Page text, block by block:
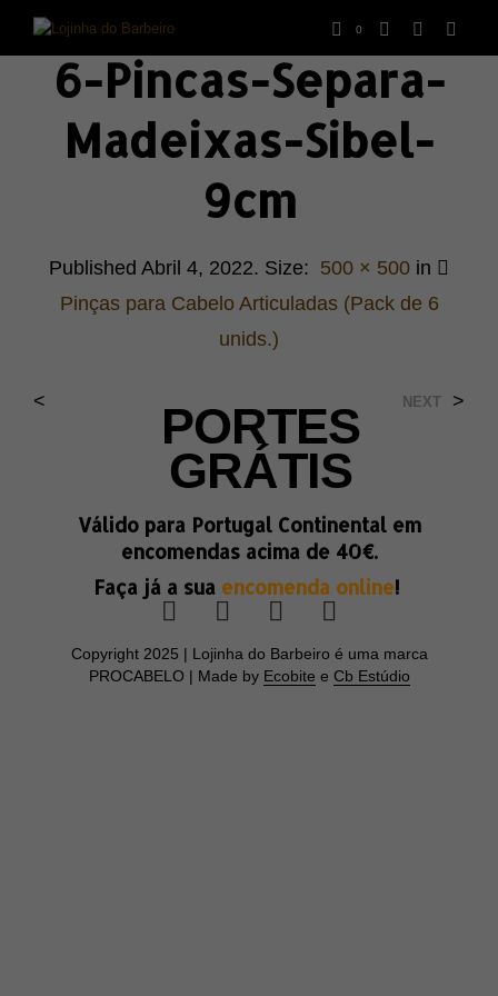
0
6-Pincas-Separa-
Madeixas-Sibel-
9cm
Published Abril 4, 2022. Size: 500 × 500 in
Pinças para Cabelo Articuladas (Pack de 6
unids.)
< NEXT >
Copyright 2025 | Lojinha do Barbeiro é uma marca
PROCABELO | Made by Ecobite e Cb Estúdio
PORTES
GRÁTIS
Válido para Portugal Continental em
encomendas acima de 40€.
Faça já a sua encomenda online!